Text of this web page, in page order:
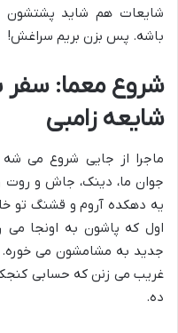
شایعات هم شاید پشتشون
باشه. پس بزن بریم سراغش!
شروع معما: سفر
شایعه زامبی
ماجرا از جایی شروع می
جوان ما، دینک، جاش و روت
یه دهکده آروم و قشنگ تو
اول که پاشون به اونجا می
جدید به مشامشون می
غریب می زنن که حسابی
ده.